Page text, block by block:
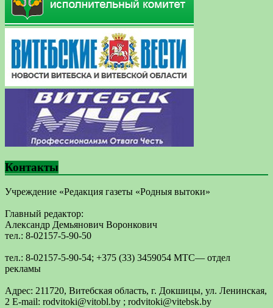
Контакты
Учреждение «Редакция газеты «Родныя вытоки»
Главный редактор:
Александр Демьянович Воронкович
тел.: 8-02157-5-90-50
тел.: 8-02157-5-90-54; +375 (33) 3459054 МТС— отдел
рекламы
Адрес: 211720, Витебская область, г. Докшицы, ул. Ленинская,
2 E-mail: ​rodvitoki@​​vitobl​.by ; rodvitoki@vitebsk.by